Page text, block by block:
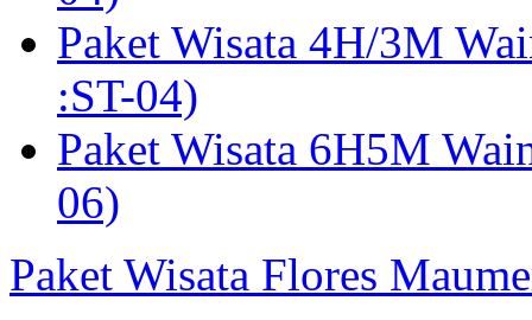
Paket Wisata 4H/3M
:ST-04)
Paket Wisata 6H5M
06)
Paket Wisata Flores